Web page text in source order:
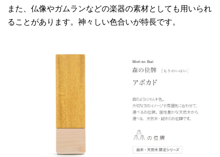
また、仏像やガムランなどの楽器の素材としても用いられ
ることがあります。神々しい色合いが特長です。